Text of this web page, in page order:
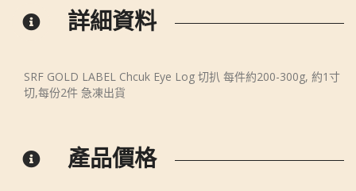
詳細資料
SRF GOLD LABEL Chcuk Eye Log 切扒 每件約200-300g, 約1寸
切,每份2件 急凍出貨
產品價格